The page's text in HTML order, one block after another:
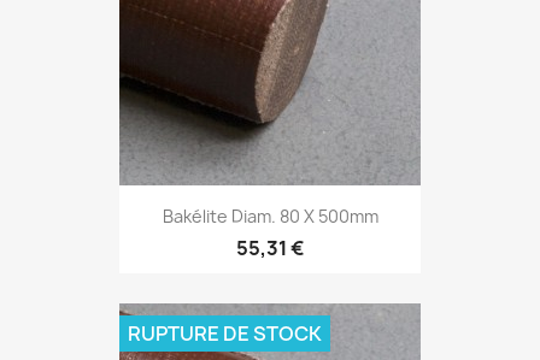
Bakélite Diam. 80 X 500mm
55,31 €
RUPTURE DE STOCK